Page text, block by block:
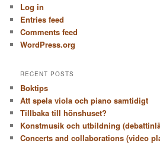
h
Log in
Entries feed
Comments feed
WordPress.org
RECENT POSTS
Boktips
Att spela viola och piano samtidigt
Tillbaka till hönshuset?
Konstmusik och utbildning
Concerts and collaborations (video